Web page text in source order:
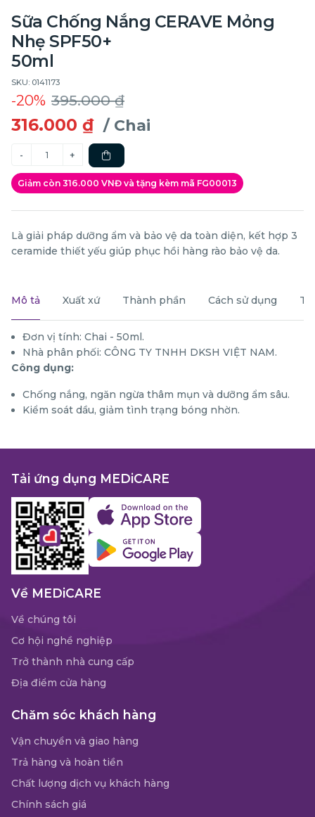
Sữa Chống Nắng CERAVE Mỏng
Nhẹ SPF50+
50ml
SKU: 0141173
-20% 395.000 ₫
316.000 ₫ / Chai
Giảm còn 316.000 VNĐ và tặng kèm mã FG00013
Là giải pháp dưỡng ẩm và bảo vệ da toàn diện, kết hợp 3
ceramide thiết yếu giúp phục hồi hàng rào bảo vệ da.
Mô tả Xuất xứ Thành phần Cách sử dụng
Đơn vị tính: Chai - 50ml.
Nhà phân phối: CÔNG TY TNHH DKSH VIỆT NAM.
Công dụng:
Chống nắng, ngăn ngừa thâm mụn và dưỡng ẩm sâu.
Kiểm soát dầu, giảm tình trạng bóng nhờn.
Tải ứng dụng MEDiCARE
Về MEDiCARE
Về chúng tôi
Cơ hội nghề nghiệp
Trở thành nhà cung cấp
Địa điểm cửa hàng
Chăm sóc khách hàng
Vận chuyển và giao hàng
Trả hàng và hoàn tiền
Chất lượng dịch vụ khách hàng
Chính sách giá